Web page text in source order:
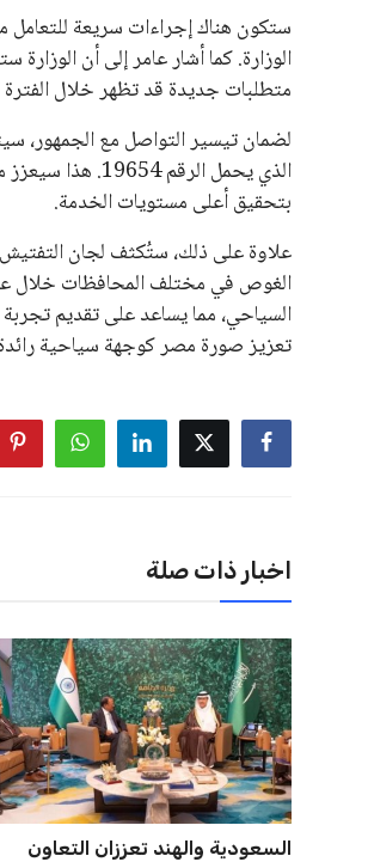
ستكون هناك إجراءات سريعة
الوزارة. كما أشار عامر إلى أن
متطلبات جديدة قد تظهر خلال الفترة
لضمان تيسير التواصل مع الجمهور،
الذي يحمل
بتحقيق أعلى مستويات الخدمة.
علاوة على ذلك، ستُكثف لجان التفتيش
الغوص في مختلف المحافظات خلال
السياحي، مما يساعد على تقديم تجربة
تعزيز صورة مصر كوجهة سياحية رائدة
اخبار ذات صلة
السعودية والهند تعززان التعاون